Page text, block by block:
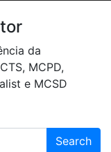
da
MCPD,
e MCSD
Search